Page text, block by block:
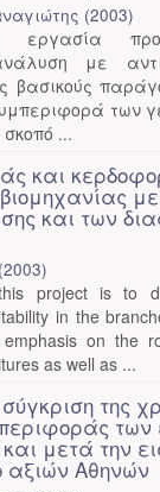
(2003)
εργασία
με
βασικούς
των
σκοπό ...
και
βιομηχανίας
και των
(2003)
project is to
in the
on the
as well as ...
της
των
μετά την
αξιών Αθηνών